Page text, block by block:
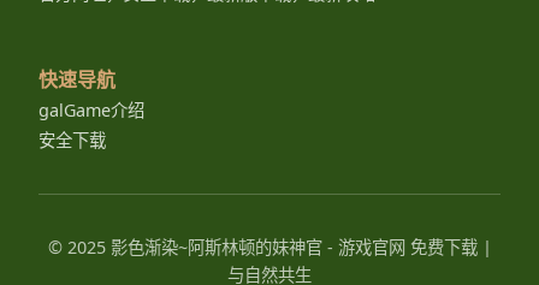
快速导航
galGame介绍
安全下载
© 2025 影色渐染~阿斯林顿的妹神官 - 游戏官网 免费下载 |
与自然共生